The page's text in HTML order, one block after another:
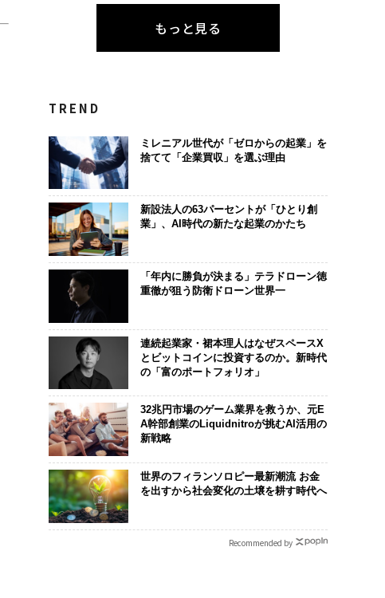
もっと見る
TREND
ミレニアル世代が「ゼロからの起業」を
捨てて「企業買収」を選ぶ理由
新設法人の63パーセントが「ひとり創
業」、AI時代の新たな起業のかたち
「年内に勝負が決まる」テラドローン徳
重徹が狙う防衛ドローン世界一
連続起業家・裙本理人はなぜスペースX
とビットコインに投資するのか。新時代
の「富のポートフォリオ」
32兆円市場のゲーム業界を救うか、元E
A幹部創業のLiquidnitroが挑むAI活用の
新戦略
世界のフィランソロピー最新潮流 お金
を出すから社会変化の土壌を耕す時代へ
Recommended by